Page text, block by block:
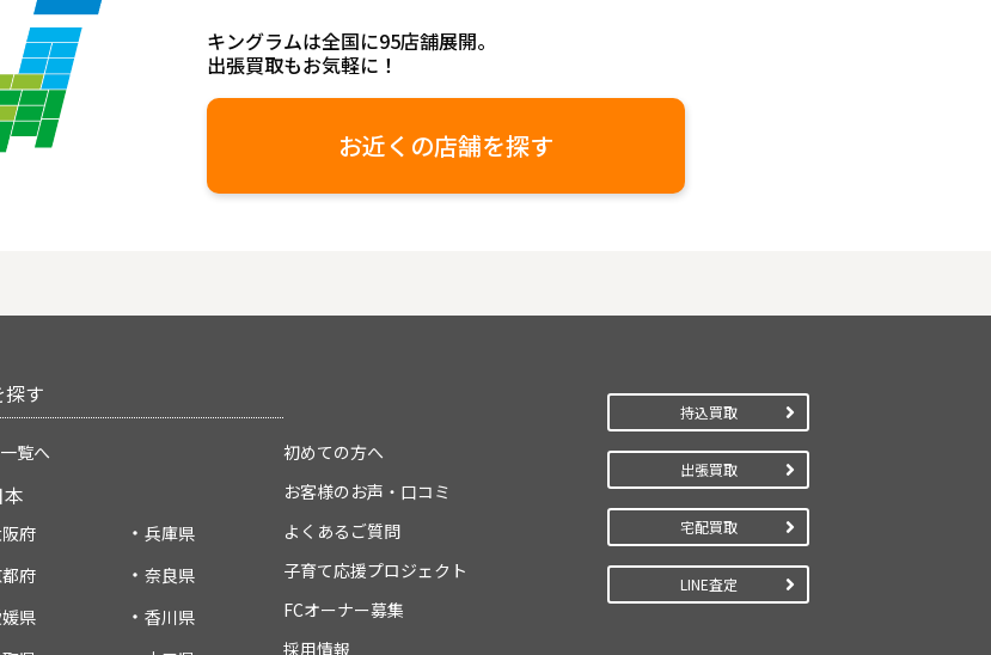
キングラムは全国に95店舗展開。
出張買取もお気軽に！
お近くの店舗を探す
探す
覧へ
府
兵庫県
府
奈良県
県
香川県
初めての方へ
お客様のお声・口コミ
よくあるご質問
子育て応援プロジェクト
FCオーナー募集
採用情報
持込買取
出張買取
宅配買取
LINE査定